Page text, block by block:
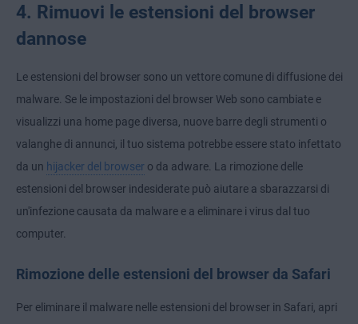
4. Rimuovi le estensioni del browser
dannose
Le estensioni del browser sono un vettore comune di diffusione dei
malware. Se le impostazioni del browser Web sono cambiate e
visualizzi una home page diversa, nuove barre degli strumenti o
valanghe di annunci, il tuo sistema potrebbe essere stato infettato
da un hijacker del browser o da adware. La rimozione delle
estensioni del browser indesiderate può aiutare a sbarazzarsi di
un'infezione causata da malware e a eliminare i virus dal tuo
computer.
Rimozione delle estensioni del browser da Safari
Per eliminare il malware nelle estensioni del browser in Safari, apri